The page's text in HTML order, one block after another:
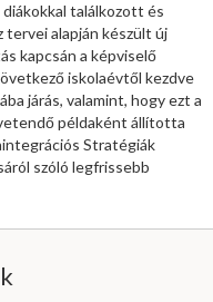
találkozott és
alapján készült új
kapcsán a képviselő
iskolaévtől kezdve
járás, valamint, hogy ezt a
példaként állította
Stratégiák
szóló legfrissebb